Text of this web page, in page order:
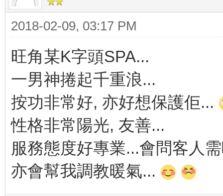
2018-02-09, 03:17 PM
旺角某K字頭SPA...
一男神捲起千重浪...
按功非常好, 亦好想保護佢...
性格非常陽光, 友善...
服務態度好專業...會問客人
亦會幫我調教暖氣...